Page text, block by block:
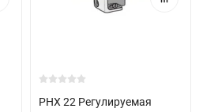
PHX 22 Регулируемая